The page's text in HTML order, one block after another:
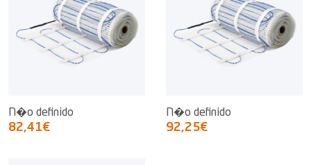
N�o definido
82,41€
N�o definido
92,25€